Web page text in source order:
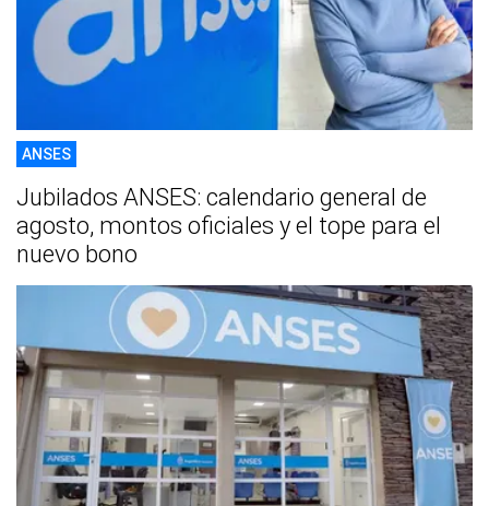
ANSES
Jubilados ANSES: calendario general de
agosto, montos oficiales y el tope para el
nuevo bono